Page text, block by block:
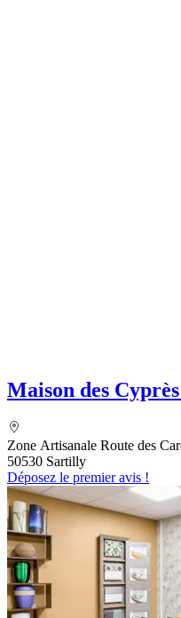
Maison des
Zone Artisanale Route des
50530 Sartilly
Déposez le premier avis !